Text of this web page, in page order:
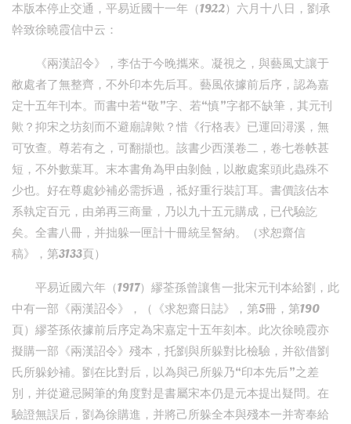
本版本停止交通，平易近國十一年（1922）六月十八日，劉承
幹致徐曉霞信中云：
《兩漢詔令》，李估于今晚攜來。凝視之，與藝風丈讓于
敝處者了無整齊，不外印本先后耳。藝風依據前后序，認為嘉
定十五年刊本。而書中若“敬”字、若“慎”字都不缺筆，其元刊
歟？抑宋之坊刻而不避廟諱歟？惜《行格表》已運回潯溪，無
可攷查。尊若有之，可翻擷也。該書少西漢卷二，卷七卷帙甚
短，不外數葉耳。末本書角為甲由剝蝕，以敝處案頭此蟲殊不
少也。好在尊處鈔補必需拆過，祗好重行裝訂耳。書價該估本
系執定百元，由弟再三商量，乃以九十五元購成，已代驗訖
矣。全書八冊，并拙躲一匣計十冊統呈詧納。（求恕齋信
稿》，第3133頁）
平易近國六年（1917）繆荃孫曾讓售一批宋元刊本給劉，此
中有一部《兩漢詔令》，（《求恕齋日誌》，第5冊，第190
頁）繆荃孫依據前后序定為宋嘉定十五年刻本。此次徐曉霞亦
擬購一部《兩漢詔令》殘本，托劉與所躲對比檢驗，并欲借劉
氏所躲鈔補。劉在比對后，以為與己所躲乃“印本先后”之差
別，并從避忌闕筆的角度對是書屬宋本仍是元本提出疑問。在
驗證無誤后，劉為徐購進，并將己所躲全本與殘本一并寄奉給